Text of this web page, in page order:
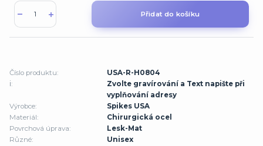
Přidat do košíku
Číslo produktu:
USA-R-H0804
ℹ️:
Zvolte gravírování a Text napište při
vyplňování adresy
Výrobce:
Spikes USA
Materiál:
Chirurgická ocel
Povrchová úprava:
Lesk-Mat
Různé:
Unisex